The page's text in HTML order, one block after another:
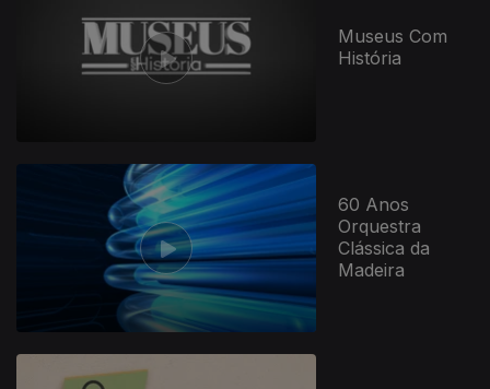
Museus Com
História
60 Anos
Orquestra
Clássica da
Madeira